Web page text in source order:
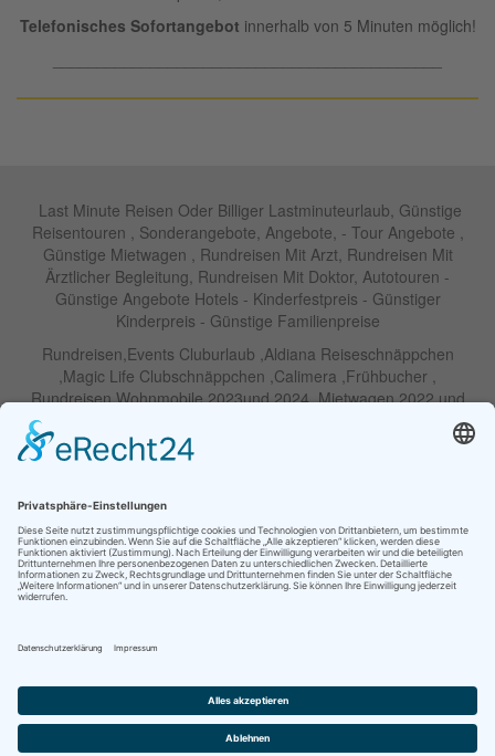
Telefonisches Sofortangebot innerhalb von 5 Minuten möglich!
Last Minute Reisen Oder Billiger Lastminuteurlaub, Günstige
Reisentouren , Sonderangebote, Angebote, - Tour Angebote ,
Günstige Mietwagen , Rundreisen Mit Arzt, Rundreisen Mit
Ärztlicher Begleitung, Rundreisen Mit Doktor, Autotouren -
Günstige Angebote Hotels - Kinderfestpreis - Günstiger
Kinderpreis - Günstige Familienpreise
Rundreisen,Events Cluburlaub ,Aldiana Reiseschnäppchen
,Magic Life Clubschnäppchen ,Calimera ,Frühbucher ,
Rundreisen Wohnmobile 2023und 2024 ,Mietwagen 2022 und
Weihnachtreisen 2022 und 2023 , Silvesterreisen 2022 und 2032,
Namibia, Wohnmobile , Billige Angebote, Touren,Angebote Für
Mietwagentouren , Billige Lastminute Angebote Für
Mietwagenrundreisen, Mietwagenreisen ,Selbstfahrertouren
RIU Urlaubs Angebote - RIU Urlaub Schnäppchen - RIU Clubhotel
- Lastminute RIU - Riu Palace Hotels - Robinson Clubs -
Familien Angebote Europa Park Freizeitpark
Partner im Netzwerk Travel on Air